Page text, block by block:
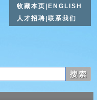
收藏本页
ENGLISH
人才招聘 联系我们